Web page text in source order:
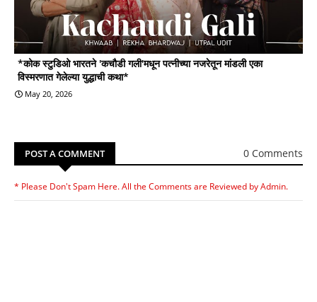
*कोक स्टुडिओ भारतने 'कचौडी गली'मधून पत्नीच्या नजरेतून मांडली एका
विस्मरणात गेलेल्या युद्धाची कथा*
May 20, 2026
POST A COMMENT 0 Comments
* Please Don't Spam Here. All the Comments are Reviewed by Admin.